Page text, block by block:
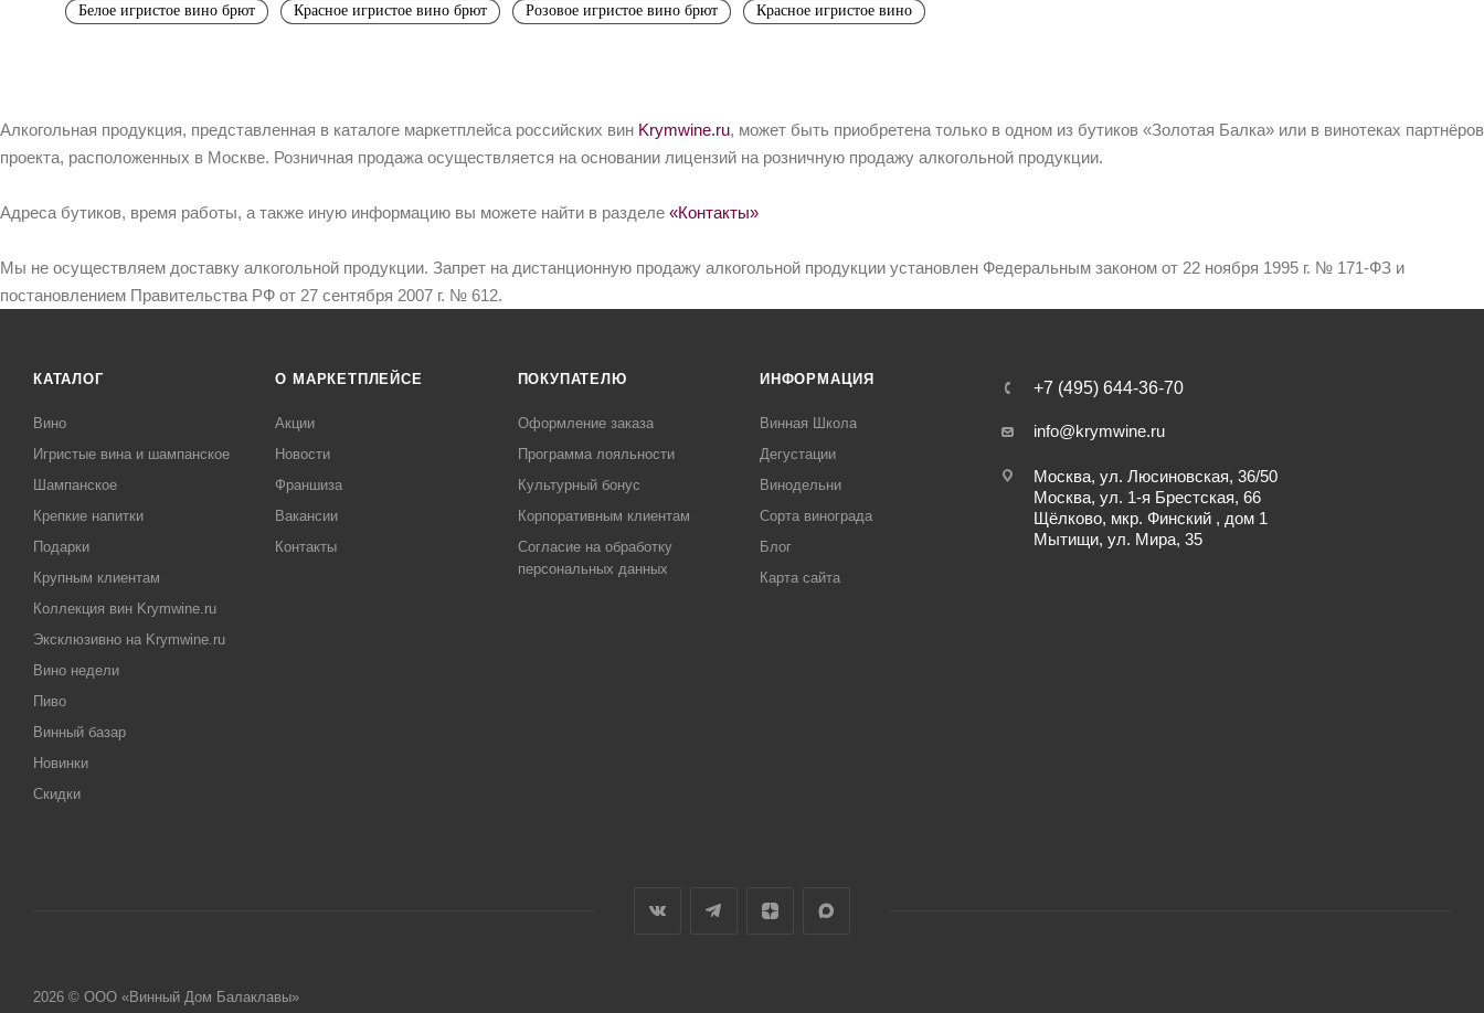
Белое игристое вино брют
Красное игристое вино брют Розовое игристое вино брют Красное игристое вино
Алкогольная продукция, представленная в каталоге маркетплейса российских вин Krymwine.ru, может быть приобретена только в одном из бутиков «Золотая Балка» или в винотеках партнёров
проекта, расположенных в Москве. Розничная продажа осуществляется на основании лицензий на розничную продажу алкогольной продукции.
Адреса бутиков, время работы, а также иную информацию вы можете найти в разделе «Контакты»
Мы не осуществляем доставку алкогольной продукции. Запрет на дистанционную продажу алкогольной продукции установлен Федеральным законом от 22 ноября 1995 г. № 171-ФЗ и
постановлением Правительства РФ от 27 сентября 2007 г. № 612.
КАТАЛОГ
Вино
Игристые вина и шампанское
Шампанское
Крепкие напитки
Подарки
Крупным клиентам
Коллекция вин Krymwine.ru
Эксклюзивно на Krymwine.ru
Вино недели
Пиво
Винный базар
Новинки
Скидки
О МАРКЕТПЛЕЙСЕ
Акции
Новости
Франшиза
Вакансии
Контакты
ПОКУПАТЕЛЮ
Оформление заказа
Программа лояльности
Культурный бонус
Корпоративным клиентам
Согласие на обработку
персональных данных
ИНФОРМАЦИЯ
Винная Школа
Дегустации
Винодельни
Сорта винограда
Блог
Карта сайта
+7 (495) 644-36-70
info@krymwine.ru
Москва, ул. Люсиновская, 36/50
Москва, ул. 1-я Брестская, 66
Щёлково, мкр. Финский , дом 1
Мытищи, ул. Мира, 35
2026 © ООО «Винный Дом Балаклавы»